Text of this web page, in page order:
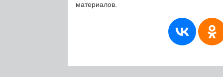
материалов.